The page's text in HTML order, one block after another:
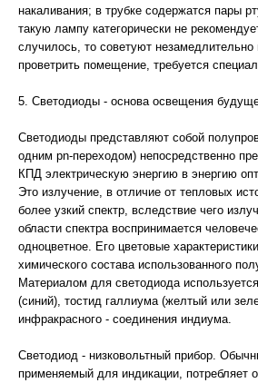
накаливания; в трубке содержатся пары
такую лампу категорически не
случилось, то советуют
проветрить помещение, требуется
5. Светодиоды - основа освещения
Светодиоды представляют собой
одним pn-переходом) непосредственно
КПД электрическую энергию в энергию
Это излучение, в отличие от тепловых
более узкий спектр, вследствие чего
области спектра воспринимается
одноцветное. Его цветовые
химического состава использованного
Материалом для светодиода
(синий), тостид галлиума (желтый или
инфракрасного - соединения индиума.
Светодиод - низковольтный прибор.
применяемый для индикации, потребляет